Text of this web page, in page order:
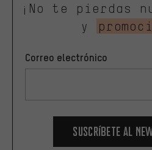
¡No te pierdas
y
Correo electrónico
Suscríbete al